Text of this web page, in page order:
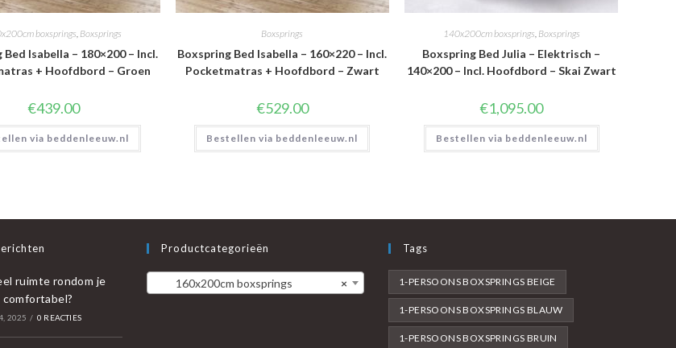
boxsprings, Boxsprings
Bed Isabella – 180×200 – Incl.
+ Hoofdbord – Groen
€439.00
via beddenleeuw.nl
Boxsprings
Boxspring Bed Isabella – 160×220 – Incl.
Pocketmatras + Hoofdbord – Zwart
€529.00
Bestellen via beddenleeuw.nl
140x200cm boxsprings, Boxsprings
Boxspring Bed Julia – Elektrisch –
140×200 – Incl. Hoofdbord – Skai Zwart
€1,095.00
Bestellen via beddenleeuw.nl
ruimte rondom je
comfortabel?
2025 / 0 REACTIES
Productcategorieën
×
160x200cm boxsprings
Tags
1-PERSOONS BOXSPRINGS BEIGE
1-PERSOONS BOXSPRINGS BLAUW
1-PERSOONS BOXSPRINGS BRUIN